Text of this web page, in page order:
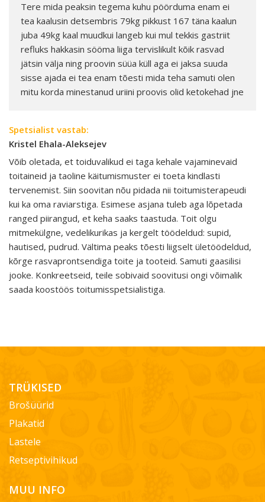
Tere mida peaksin tegema kuhu pöörduma enam ei
tea kaalusin detsembris 79kg pikkust 167 täna kaalun
juba 49kg kaal muudkui langeb kui mul tekkis gastriit
refluks hakkasin sööma liiga tervislikult kõik rasvad
jätsin välja ning proovin süüa küll aga ei jaksa suuda
sisse ajada ei tea enam tõesti mida teha samuti olen
mitu korda minestanud uriini proovis olid ketokehad jne
Spetsialist vastab:
Kristel Ehala-Aleksejev
Võib oletada, et toiduvalikud ei taga kehale vajaminevaid
toitaineid ja taoline käitumismuster ei toeta kindlasti
tervenemist. Siin soovitan nõu pidada nii toitumisterapeudi
kui ka oma raviarstiga. Esimese asjana tuleb aga lõpetada
ranged piirangud, et keha saaks taastuda. Toit olgu
mitmekülgne, vedelikurikas ja kergelt töödeldud: supid,
hautised, pudrud. Vältima peaks tõesti liigselt ületöödeldud,
kõrge rasvaprontsendiga toite ja tooteid. Samuti gaasilisi
jooke. Konkreetseid, teile sobivaid soovitusi ongi võimalik
saada koostöös toitumisspetsialistiga.
TRÜKISED
Brošüürid
Plakatid
Lastele
Retseptivihikud
MUU INFO